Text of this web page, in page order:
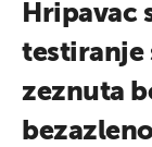
Hripavac
testiranje
zeznuta